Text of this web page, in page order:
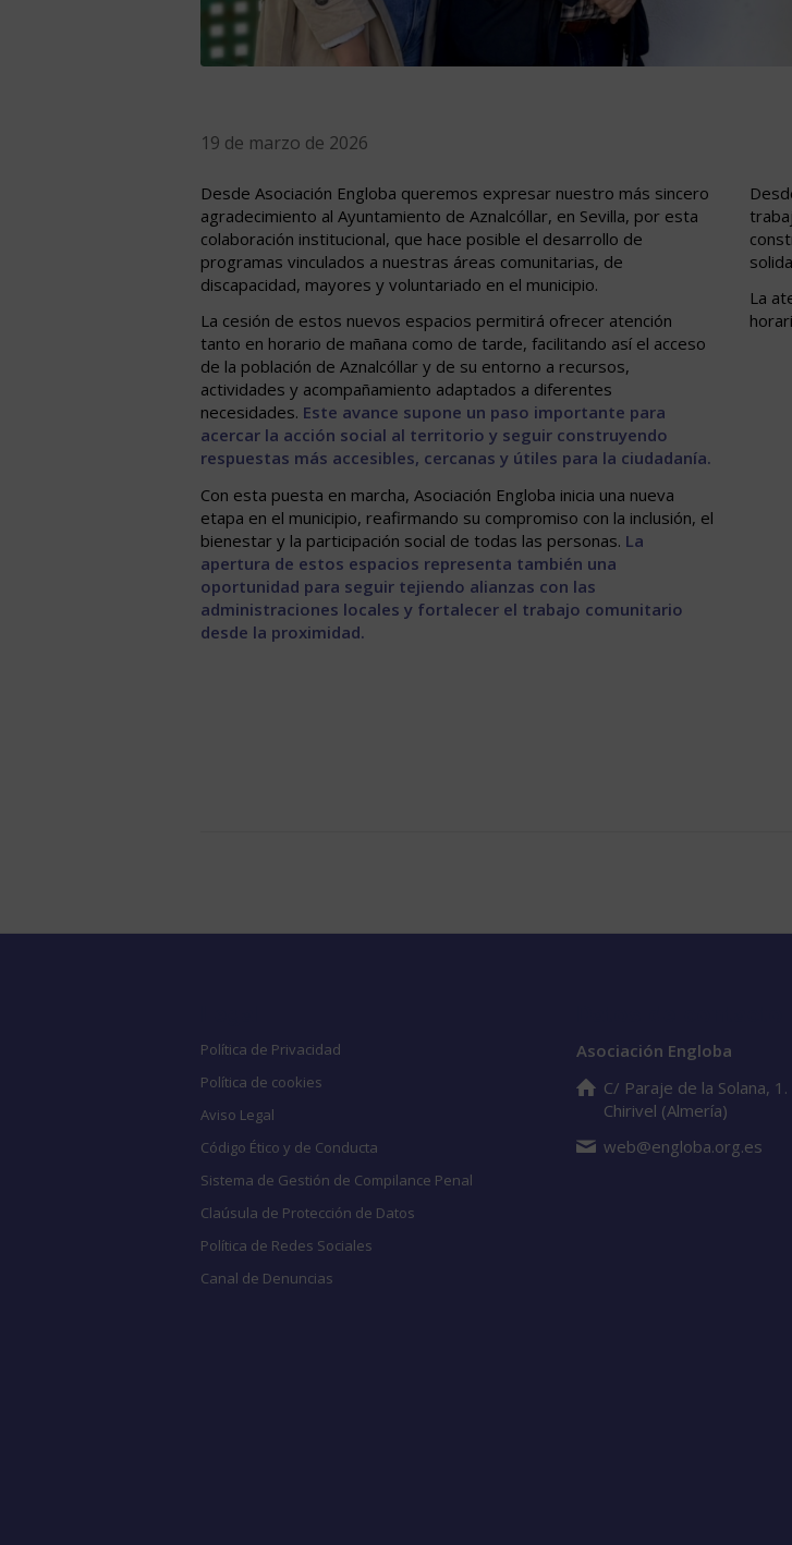
19 de marzo de 2026
Desde Asociación Engloba queremos expresar nuestro más sincero
agradecimiento al Ayuntamiento de Aznalcóllar, en Sevilla, por esta
colaboración institucional, que hace posible el desarrollo de
programas vinculados a nuestras áreas comunitarias, de
discapacidad, mayores y voluntariado en el municipio.
La cesión de estos nuevos espacios permitirá ofrecer atención
tanto en horario de mañana como de tarde, facilitando así el acceso
de la población de Aznalcóllar y de su entorno a recursos,
actividades y acompañamiento adaptados a diferentes
necesidades. Este avance supone un paso importante para
acercar la acción social al territorio y seguir construyendo
respuestas más accesibles, cercanas y útiles para la ciudadanía.
Con esta puesta en marcha, Asociación Engloba inicia una nueva
etapa en el municipio, reafirmando su compromiso con la inclusión, el
bienestar y la participación social de todas las personas. La
apertura de estos espacios representa también una
oportunidad para seguir tejiendo alianzas con las
administraciones locales y fortalecer el trabajo comunitario
desde la proximidad.
La
Política de Privacidad
Política de cookies
Aviso Legal
Código Ético y de Conducta
Sistema de Gestión de Compilance Penal
Claúsula de Protección de Datos
Política de Redes Sociales
Canal de Denuncias
Asociación Engloba
C/ Paraje de la Solana,
Chirivel (Almería)
web@engloba.org.es